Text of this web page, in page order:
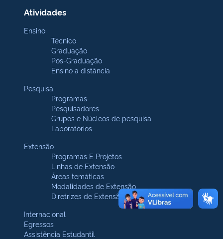
Atividades
Ensino
Técnico
Graduação
Pós-Graduação
Ensino a distância
Pesquisa
Programas
Pesquisadores
Grupos e Núcleos de pesquisa
Laboratórios
Extensão
Programas E Projetos
Linhas de Extensão
Áreas temáticas
Modalidades de Extensão
Diretrizes de Extensão
Internacional
Egressos
Assistência Estudantil